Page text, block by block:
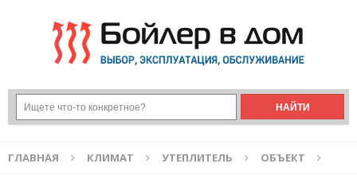
ГЛАВНАЯ КЛИМАТ УТЕПЛИТЕЛЬ ОБЪЕКТ